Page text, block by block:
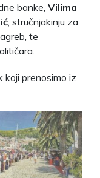
banke, Vilima
, stručnjakinju za
te
koji prenosimo iz